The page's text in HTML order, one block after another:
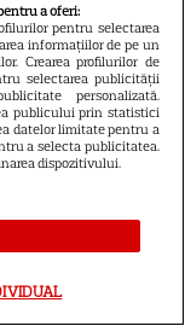
transmite
România,
cu drone, din
Maria
de
rus de
anunțul, în
a oferi:
pentru selectarea
informațiilor de pe un
Crearea profilurilor de
selectarea publicității
personalizată.
publicului prin statistici
datelor limitate pentru a
a selecta publicitatea.
dispozitivului.